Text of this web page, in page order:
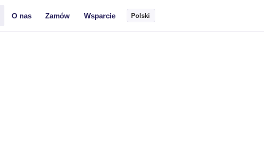
O nas Zamów Wsparcie Polski